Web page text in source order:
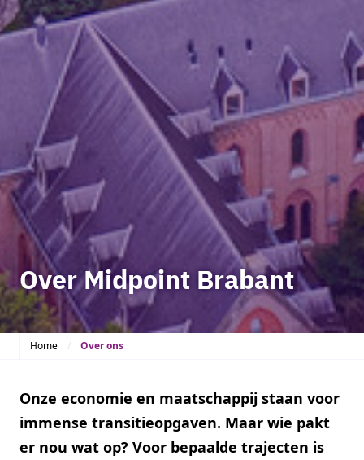
Over Midpoint Brabant
Home Over ons
Onze economie en maatschappij staan voor
immense transitieopgaven. Maar wie pakt
er nou wat op? Voor bepaalde trajecten is